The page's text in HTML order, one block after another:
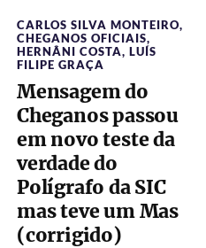
CARLOS SILVA MONTEIRO,
CHEGANOS OFICIAIS,
HERNÂNI COSTA,LUÍS
FILIPE GRAÇA
Mensagem do
Cheganos passou
em novo teste da
verdade do
Polígrafo da SIC
mas teve um Mas
(corrigido)